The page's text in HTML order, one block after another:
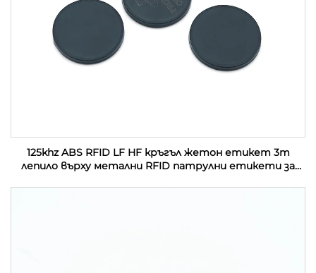
125khz ABS RFID LF HF кръгъл жетон етикет 3m
лепило върху метални RFID патрулни етикети за